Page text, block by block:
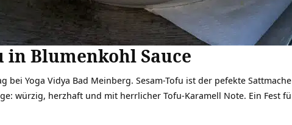
in Blumenkohl Sauce
bei Yoga Vidya Bad Meinberg. Sesam-Tofu ist der pefekte
würzig, herzhaft und mit herrlicher Tofu-Karamell Note. Ein Fest